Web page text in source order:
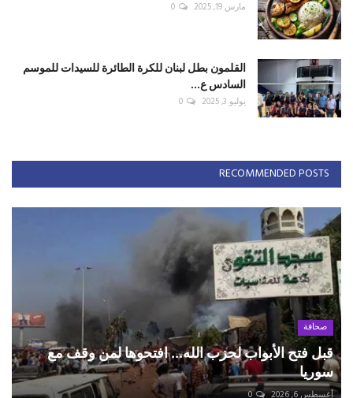
مارس 19, 2025 0
القلمون بطل لبنان للكرة الطائرة للسيدات للموسم
السادس ع...
يوليو 3, 2025 0
RECOMMENDED POSTS
صحافة
قبل فتح الأبواب لحزب الله... افتحوها لمن وقف مع
سوريا
أغسطس 6, 2026 0